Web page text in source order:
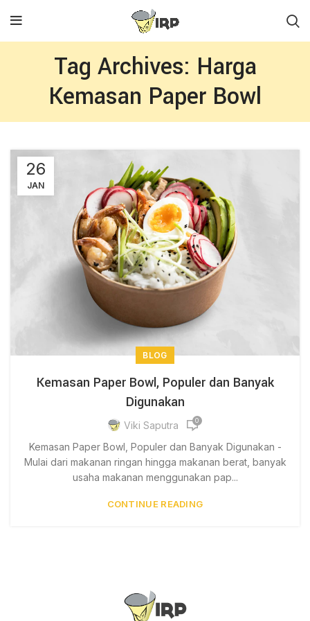
Tag Archives: Harga
Kemasan Paper Bowl
26
JAN
BLOG
Kemasan Paper Bowl, Populer dan Banyak
Digunakan
Viki Saputra 0
Kemasan Paper Bowl, Populer dan Banyak Digunakan -
Mulai dari makanan ringan hingga makanan berat, banyak
usaha makanan menggunakan pap...
CONTINUE READING